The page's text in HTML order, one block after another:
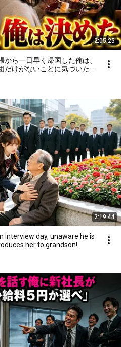
2:05:25
ら一日早く帰国した俺は、
けがないことに気づいた。
所で冷えた雑煮を一人です
黙って翌朝の手続きを決めた
2:19:44
interview day, unaware he is
her to grandson!